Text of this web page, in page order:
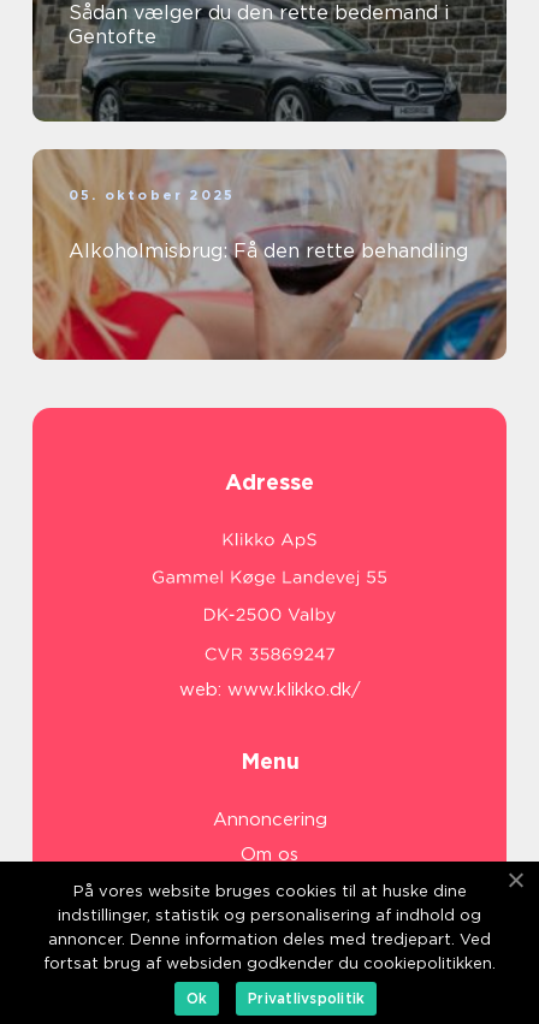
Sådan vælger du den rette bedemand i
Gentofte
05. oktober 2025
Alkoholmisbrug: Få den rette behandling
Adresse
web: www.klikko.dk/
Menu
Annoncering
Om os
Cookies
Kontakt os
Sitemap
På vores website bruges cookies til at huske dine
indstillinger, statistik og personalisering af indhold og
annoncer. Denne information deles med tredjepart. Ved
fortsat brug af websiden godkender du cookiepolitikken.
Ok
Privatlivspolitik